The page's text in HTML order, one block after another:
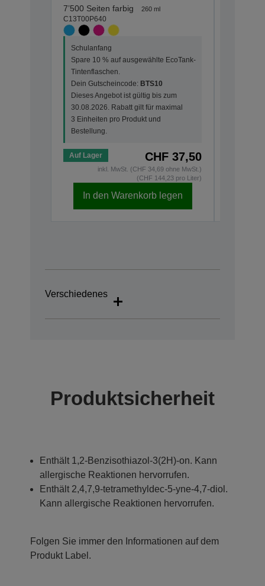
7’500 Seiten farbig
260 ml
C13T00P640
Schulanfang
Spare 10 % auf ausgewählte EcoTank-
Tintenflaschen.
Dein Gutscheincode: BTS10
Dieses Angebot ist gültig bis zum
30.08.2026. Rabatt gilt für maximal
3 Einheiten pro Produkt und
Bestellung.
Auf Lager CHF 37,50
inkl. MwSt. (CHF 34,69 ohne MwSt.)
(CHF 144,23 pro Liter)
In den Warenkorb legen
Verschiedenes
Produktsicherheit
Enthält 1,2-Benzisothiazol-3(2H)-on. Kann
allergische Reaktionen hervorrufen.
Enthält 2,4,7,9-tetramethyldec-5-yne-4,7-diol.
Kann allergische Reaktionen hervorrufen.
Folgen Sie immer den Informationen auf dem
Produkt Label.